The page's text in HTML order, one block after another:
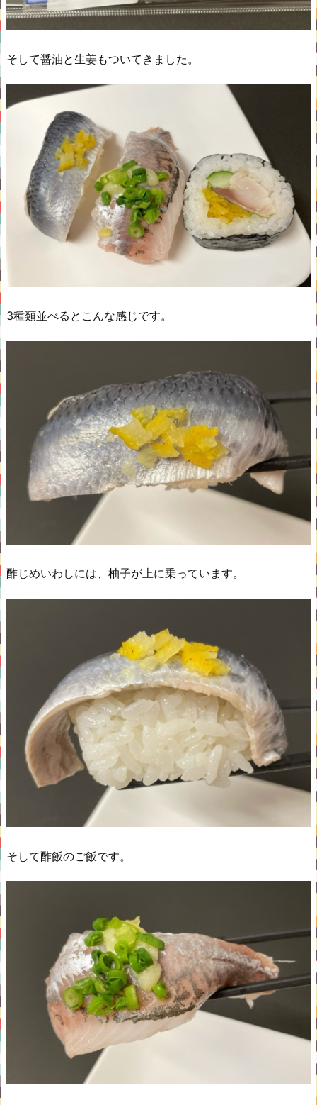
そして醤油と生姜もついてきました。
3種類並べるとこんな感じです。
酢じめいわしには、柚子が上に乗っています。
そして酢飯のご飯です。